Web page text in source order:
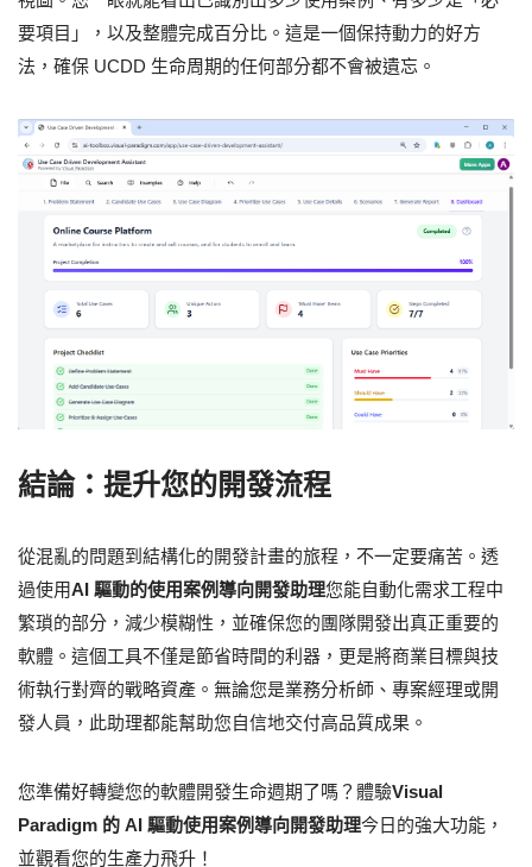
要項目」，以及整體完成百分比。這是一個保持動力的好方
法，確保 UCDD 生命周期的任何部分都不會被遺忘。
結論：提升您的開發流程
從混亂的問題到結構化的開發計畫的旅程，不一定要痛苦。透
過使用AI 驅動的使用案例導向開發助理您能自動化需求工程中
繁瑣的部分，減少模糊性，並確保您的團隊開發出真正重要的
軟體。這個工具不僅是節省時間的利器，更是將商業目標與技
術執行對齊的戰略資產。無論您是業務分析師、專案經理或開
發人員，此助理都能幫助您自信地交付高品質成果。
您準備好轉變您的軟體開發生命週期了嗎？體驗Visual
Paradigm 的 AI 驅動使用案例導向開發助理今日的強大功能，
並觀看您的生產力飛升！